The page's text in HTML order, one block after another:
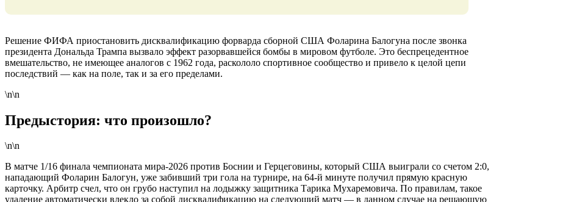
Решение ФИФА приостановить дисквалификацию форварда сборной США Фоларина Балогуна после звонка
президента Дональда Трампа вызвало эффект разорвавшейся бомбы в мировом футболе. Это беспрецедентное
вмешательство, не имеющее аналогов с 1962 года, раскололо спортивное сообщество и привело к целой цепи
последствий — как на поле, так и за его пределами.
\n\n
Предыстория: что произошло?
\n\n
В матче 1/16 финала чемпионата мира-2026 против Боснии и Герцеговины, который США выиграли со счетом 2:0,
нападающий Фоларин Балогун, уже забивший три гола на турнире, на 64-й минуте получил прямую красную
карточку. Арбитр счел, что он грубо наступил на лодыжку защитника Тарика Мухаремовича. По правилам, такое
удаление автоматически влекло за собой дисквалификацию на следующий матч — в данном случае на решающую